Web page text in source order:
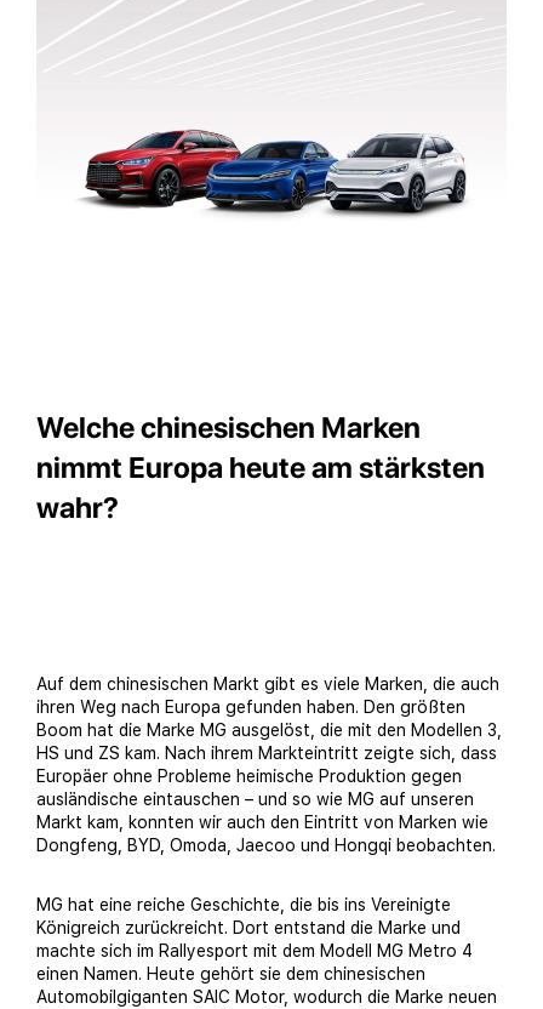
Welche chinesischen Marken
nimmt Europa heute am stärksten
wahr?
Auf dem chinesischen Markt gibt es viele Marken, die auch
ihren Weg nach Europa gefunden haben. Den größten
Boom hat die Marke MG ausgelöst, die mit den Modellen 3,
HS und ZS kam. Nach ihrem Markteintritt zeigte sich, dass
Europäer ohne Probleme heimische Produktion gegen
ausländische eintauschen – und so wie MG auf unseren
Markt kam, konnten wir auch den Eintritt von Marken wie
Dongfeng, BYD, Omoda, Jaecoo und Hongqi beobachten.
MG hat eine reiche Geschichte, die bis ins Vereinigte
Königreich zurückreicht. Dort entstand die Marke und
machte sich im Rallyesport mit dem Modell MG Metro 4
einen Namen. Heute gehört sie dem chinesischen
Automobilgiganten SAIC Motor, wodurch die Marke neuen